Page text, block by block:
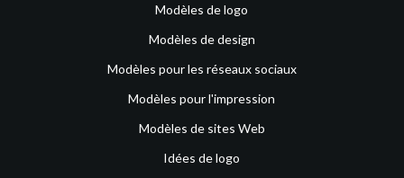
Modèles de logo
Modèles de design
Modèles pour les réseaux sociaux
Modèles pour l'impression
Modèles de sites Web
Idées de logo